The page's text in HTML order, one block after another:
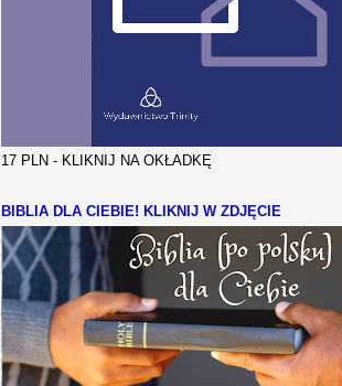
17 PLN - KLIKNIJ NA OKŁADKĘ
BIBLIA DLA CIEBIE! KLIKNIJ W ZDJĘCIE